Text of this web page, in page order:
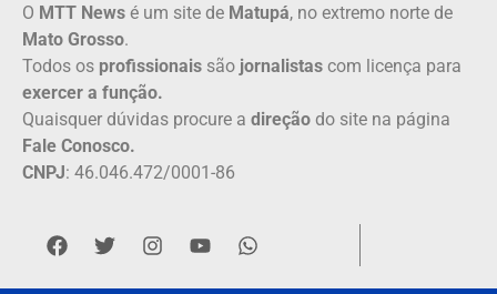
O MTT News é um site de Matupá, no extremo norte de
Mato Grosso.
Todos os profissionais são jornalistas com licença para
exercer a função.
Quaisquer dúvidas procure a direção do site na página
Fale Conosco.
CNPJ: 46.046.472/0001-86